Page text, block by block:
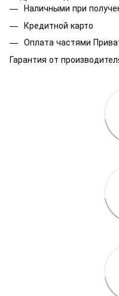
Наличными при
Кредитной карто
Оплата частями
Гарантия от